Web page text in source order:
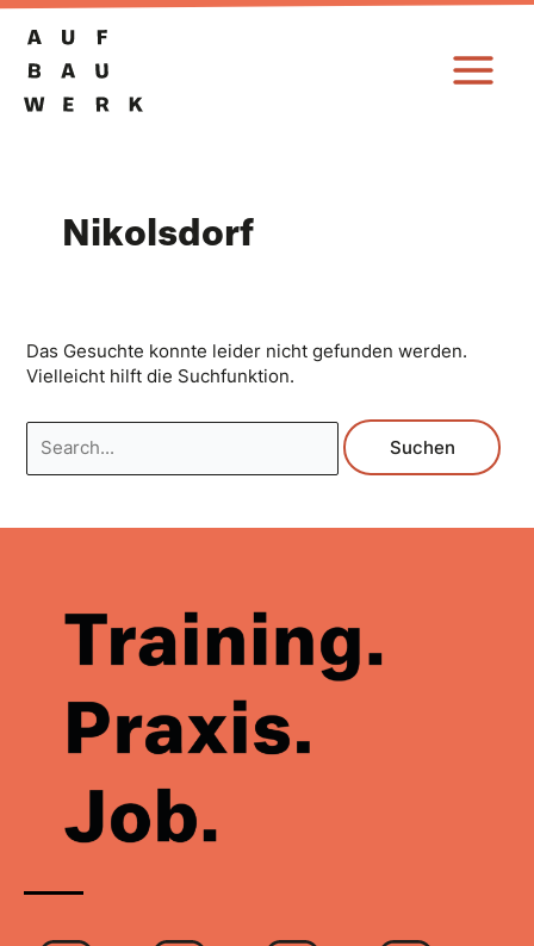
Zum
Inhalt
springen
Nikolsdorf
Das Gesuchte konnte leider nicht gefunden werden.
Vielleicht hilft die Suchfunktion.
Suchen
nach: